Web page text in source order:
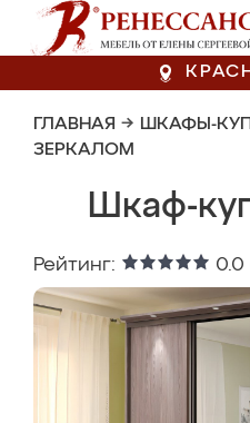
ГЛАВНАЯ → ШКАФЫ-
ЗЕРКАЛОМ
Шкаф-
Рейтинг: 0.0